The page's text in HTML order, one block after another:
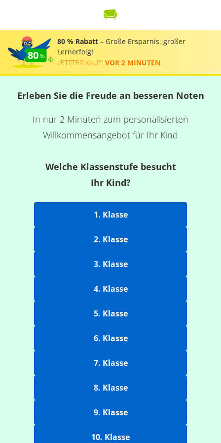
80
80 % Rabatt – Große Ersparnis, großer
Lernerfolg!
LETZTER KAUF: VOR 2 MINUTEN
Erleben Sie die Freude an besseren Noten
In nur 2 Minuten zum personalisierten
Willkommensangebot für Ihr Kind
Welche Klassenstufe besucht
Ihr Kind?
1. Klasse
2. Klasse
3. Klasse
4. Klasse
5. Klasse
6. Klasse
7. Klasse
8. Klasse
9. Klasse
10. Klasse